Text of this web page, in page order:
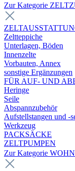
Zur Kategorie
Zeltteppiche
Unterlagen, Böden
Innenzelte
Vorbauten, Annex
sonstige Ergänzungen
FÜR AUF- UND
Heringe
Seile
Abspannzubehör
Aufstellstangen und -
Werkzeug
PACKSÄCKE
ZELTPUMPEN
Zur Kategorie